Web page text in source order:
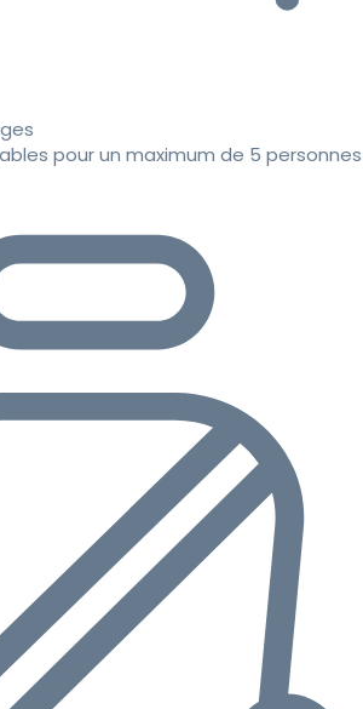
pour un maximum de 5 personnes